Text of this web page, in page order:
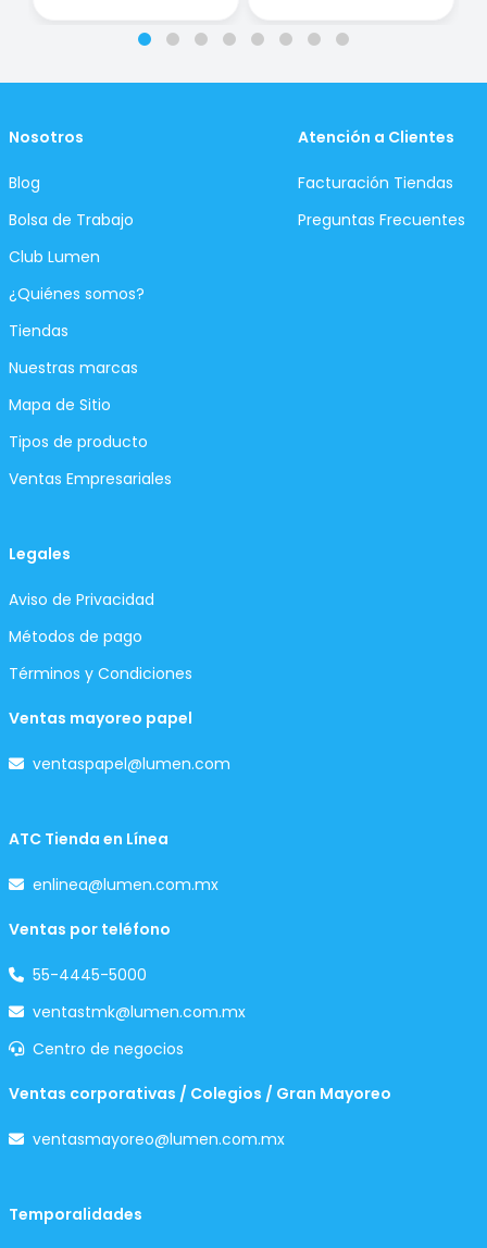
Nosotros
Blog
Bolsa de Trabajo
Club Lumen
¿Quiénes somos?
Tiendas
Nuestras marcas
Mapa de Sitio
Tipos de producto
Ventas Empresariales
Atención a Clientes
Facturación Tiendas
Preguntas Frecuentes
Legales
Aviso de Privacidad
Métodos de pago
Términos y Condiciones
Ventas mayoreo papel
ventaspapel@lumen.com
ATC Tienda en Línea
enlinea@lumen.com.mx
Ventas por teléfono
55-4445-5000
ventastmk@lumen.com.mx
Centro de negocios
Ventas corporativas / Colegios / Gran Mayoreo
ventasmayoreo@lumen.com.mx
Temporalidades